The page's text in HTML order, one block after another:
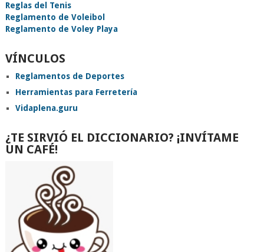
Reglas del Tenis
Reglamento de Voleibol
Reglamento de Voley Playa
VÍNCULOS
Reglamentos de Deportes
Herramientas para Ferretería
Vidaplena.guru
¿TE SIRVIÓ EL DICCIONARIO? ¡INVÍTAME
UN CAFÉ!